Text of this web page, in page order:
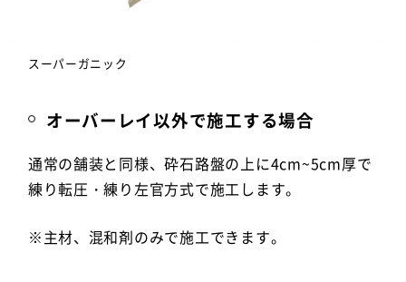
スーパーガニック
オーバーレイ以外で施工する場合
通常の舗装と同様、砕石路盤の上に4cm~5cm厚で
練り転圧・練り左官方式で施工します。
※主材、混和剤のみで施工できます。